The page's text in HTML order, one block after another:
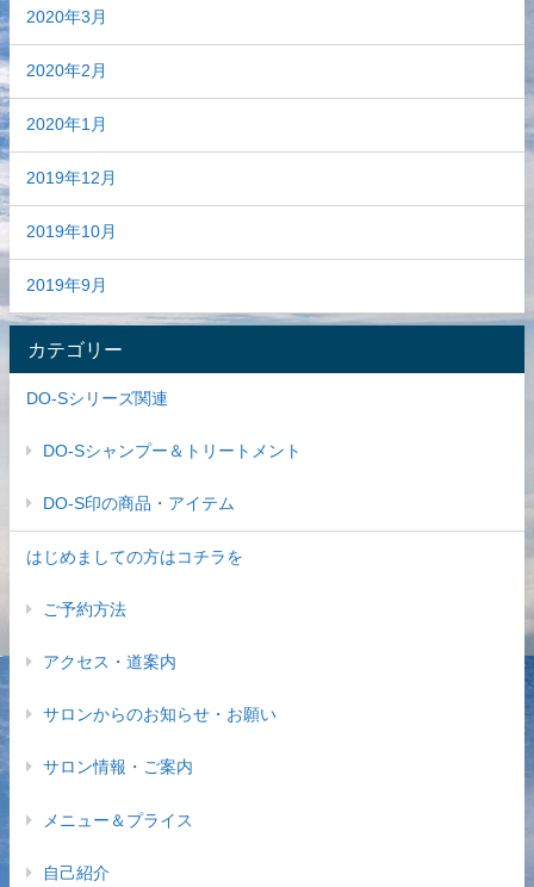
2020年3月
2020年2月
2020年1月
2019年12月
2019年10月
2019年9月
カテゴリー
DO-Sシリーズ関連
DO-Sシャンプー＆トリートメント
DO-S印の商品・アイテム
はじめましての方はコチラを
ご予約方法
アクセス・道案内
サロンからのお知らせ・お願い
サロン情報・ご案内
メニュー＆プライス
自己紹介